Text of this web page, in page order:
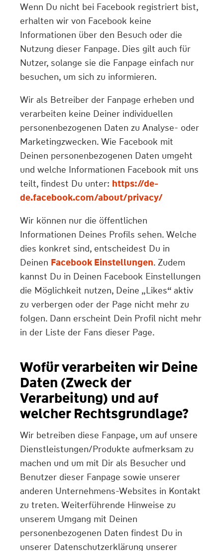
Wenn Du nicht bei Facebook registriert bist,
erhalten wir von Facebook keine
Informationen über den Besuch oder die
Nutzung dieser Fanpage. Dies gilt auch für
Nutzer, solange sie die Fanpage einfach nur
besuchen, um sich zu informieren.
Wir als Betreiber der Fanpage erheben und
verarbeiten keine Deiner individuellen
personenbezogenen Daten zu Analyse- oder
Marketingzwecken. Wie Facebook mit
Deinen personenbezogenen Daten umgeht
und welche Informationen Facebook mit uns
teilt, findest Du unter: https://de-
de.facebook.com/about/privacy/
Wir können nur die öffentlichen
Informationen Deines Profils sehen. Welche
dies konkret sind, entscheidest Du in
Deinen Facebook Einstellungen. Zudem
kannst Du in Deinen Facebook Einstellungen
die Möglichkeit nutzen, Deine „Likes“ aktiv
zu verbergen oder der Page nicht mehr zu
folgen. Dann erscheint Dein Profil nicht mehr
in der Liste der Fans dieser Page.
Wofür verarbeiten wir Deine
Daten (Zweck der
Verarbeitung) und auf
welcher Rechtsgrundlage?
Wir betreiben diese Fanpage, um auf unsere
Dienstleistungen/Produkte aufmerksam zu
machen und um mit Dir als Besucher und
Benutzer dieser Fanpage sowie unserer
anderen Unternehmens-Websites in Kontakt
zu treten. Weiterführende Hinweise zu
unserem Umgang mit Deinen
personenbezogenen Daten findest Du in
unserer Datenschutzerklärung unserer